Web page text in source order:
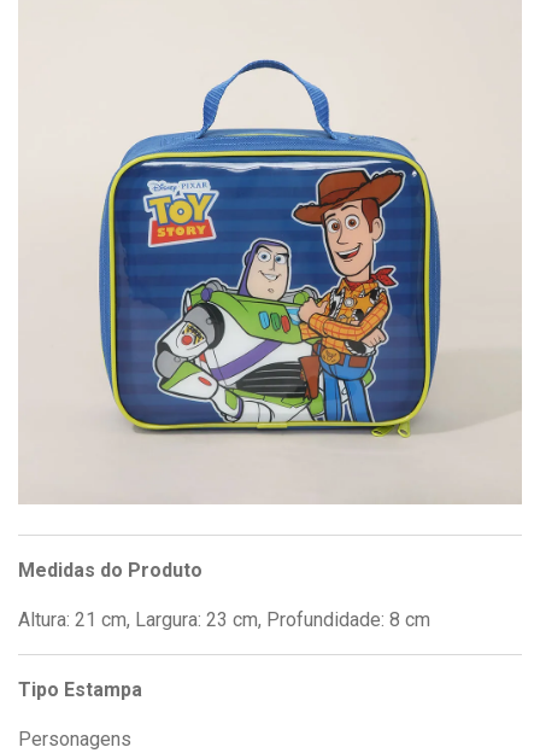
Medidas do Produto
Altura: 21 cm, Largura: 23 cm, Profundidade: 8 cm
Tipo Estampa
Personagens